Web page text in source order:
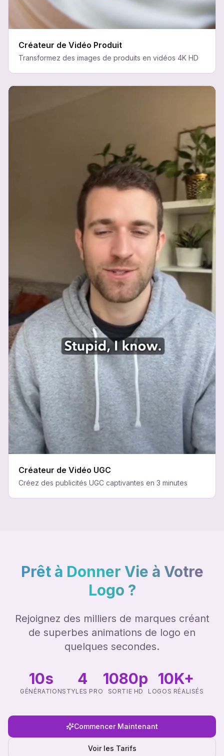
Créateur de Vidéo Produit
Transformez des images de produits en vidéos 4K HD
Créateur de Vidéo UGC
Créez des publicités UGC captivantes en 3 minutes
Prêt à Donner Vie à Votre
Logo ?
Rejoignez des milliers de marques créant
de superbes animations de logo en
quelques secondes.
10s
GÉNÉRATION
4
STYLES PRO
1080p
SORTIE HD
10K+
LOGOS RÉALISÉS
Commencer Maintenant
Voir les Tarifs